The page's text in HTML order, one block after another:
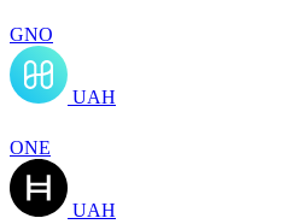
GNO
UAH
ONE
UAH